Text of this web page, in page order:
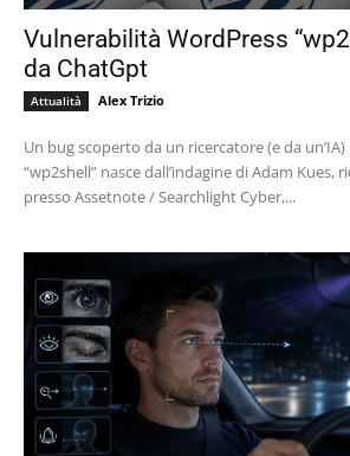
Vulnerabilità WordPress
da ChatGpt
Attualità Alex Trizio
Un bug scoperto da un ricercatore (e da un’IA) La vulnerabilità
“wp2shell” nasce dall’indagine di Adam Kues,
presso Assetnote / Searchlight Cyber,...